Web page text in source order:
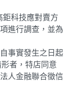
鉅科技應對賣方
進行調查，並為
事實發生之日起
者，特店同意
人金融聯合徵信